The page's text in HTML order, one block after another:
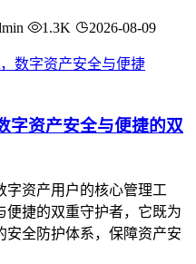
1.3K 2026-08-09
字资产安全与便捷的双
字资产用户的核心管理工
便捷的双重守护者，它既为
安全防护体系，保障资产安